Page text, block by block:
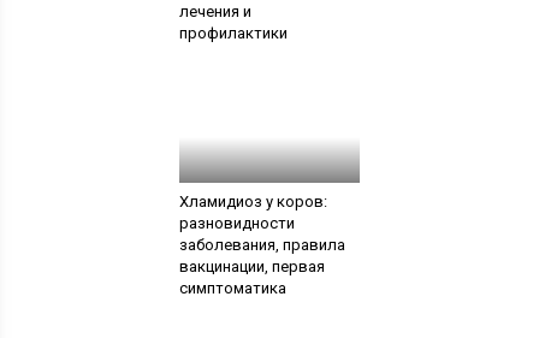
лечения и
профилактики
Хламидиоз у коров:
разновидности
заболевания, правила
вакцинации, первая
симптоматика